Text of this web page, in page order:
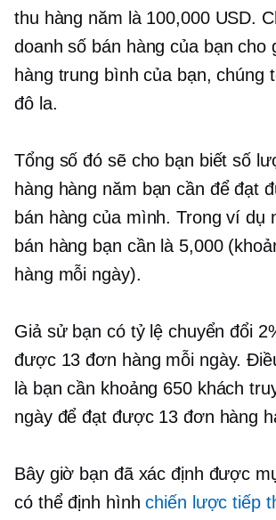
thu hàng năm là 100,000 USD.
doanh số bán hàng của bạn cho
hàng trung bình của bạn, chúng
đô la.
Tổng số đó sẽ cho bạn biết số
hàng hàng năm bạn cần để đạt
bán hàng của mình. Trong ví dụ
bán hàng bạn cần là 5,000
hàng mỗi ngày).
Giả sử bạn có tỷ lệ chuyển đổi
được 13 đơn hàng mỗi ngày.
là bạn cần khoảng 650 khách
ngày để đạt được 13 đơn hàng
Bây giờ bạn đã xác định được
có thể định hìnhchiến lược tiếp